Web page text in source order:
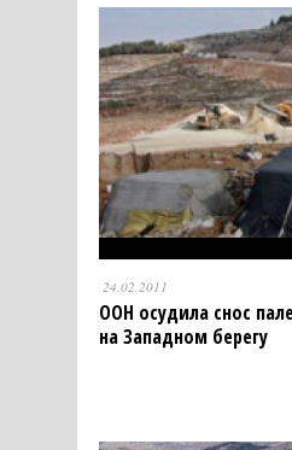
24.02.2011
ООН осудила снос
на Западном берегу